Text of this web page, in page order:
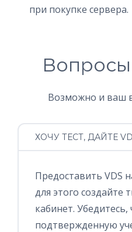
при покупке сервера.
Вопросы
Возможно и ваш
ХОЧУ ТЕСТ, ДАЙТЕ
Предоставить VDS
для этого создайте
кабинет.
подтвержденную